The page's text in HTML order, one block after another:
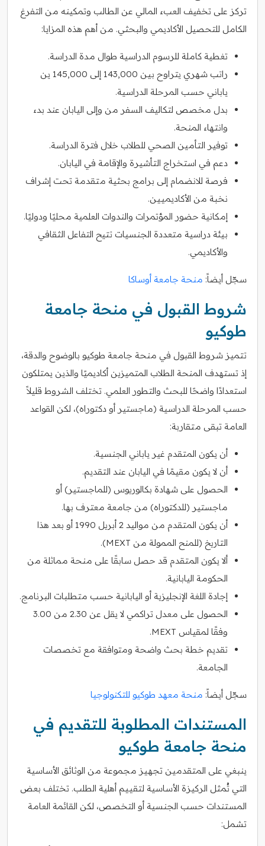
تركز على تخفيف العبء المالي عن الطالب وتمكينه من التفرغ
الكامل للتحصيل الأكاديمي والبحثي. من أهم هذه المزايا:
تغطية كاملة للرسوم الدراسية طوال مدة الدراسة.
راتب شهري يتراوح بين 143,000 إلى 145,000 ين
ياباني حسب المرحلة الدراسية.
بدل مخصص لتكاليف السفر من وإلى اليابان عند بدء
وانتهاء المنحة.
توفير التأمين الصحي للطلاب خلال فترة الدراسة.
دعم في استخراج التأشيرة والإقامة في اليابان.
فرصة للانضمام إلى برامج بحثية متقدمة تحت إشراف
نخبة من الأكاديميين.
إمكانية حضور المؤتمرات والندوات العلمية محليًا ودوليًا.
بيئة دراسية متعددة الجنسيات تتيح التفاعل الثقافي
والأكاديمي.
سجّل أيضاً: منحة جامعة أوساكا
شروط القبول في منحة جامعة
طوكيو
تتميز شروط القبول في منحة جامعة طوكيو بالوضوح والدقة،
إذ تستهدف المنحة الطلاب المتميزين أكاديميًا والذين يمتلكون
استعدادًا واضحًا للبحث والتطور العلمي. تختلف الشروط قليلاً
حسب المرحلة الدراسية (ماجستير أو دكتوراه)، لكن القواعد
العامة تبقى متقاربة:
أن يكون المتقدم غير ياباني الجنسية.
أن لا يكون مقيمًا في اليابان عند التقديم.
الحصول على شهادة بكالوريوس (للماجستير) أو
ماجستير (للدكتوراه) من جامعة معترف بها.
أن يكون المتقدم من مواليد 2 أبريل 1990 أو بعد هذا
التاريخ (للمنح الممولة من MEXT).
ألا يكون المتقدم قد حصل سابقًا على منحة مماثلة من
الحكومة اليابانية.
إجادة اللغة الإنجليزية أو اليابانية حسب متطلبات البرنامج.
الحصول على معدل تراكمي لا يقل عن 2.30 من 3.00
وفقًا لمقياس MEXT.
تقديم خطة بحث واضحة ومتوافقة مع تخصصات
الجامعة.
سجّل أيضاً: منحة معهد طوكيو للتكنولوجيا
المستندات المطلوبة للتقديم في
منحة جامعة طوكيو
ينبغي على المتقدمين تجهيز مجموعة من الوثائق الأساسية
التي تُمثل الركيزة الأساسية لتقييم أهلية الطلب. تختلف بعض
المستندات حسب الجنسية أو التخصص، لكن القائمة العامة
تشمل: